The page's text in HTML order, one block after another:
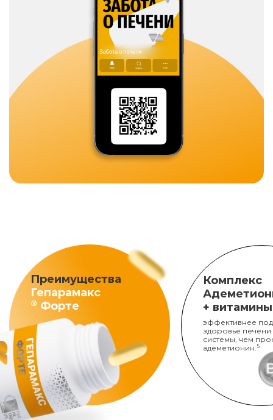
Преимущества
Гепарамакс
® Форте
Комплекс
+
эффективнее
здоровье печени
системы, чем
адеметионин. 5